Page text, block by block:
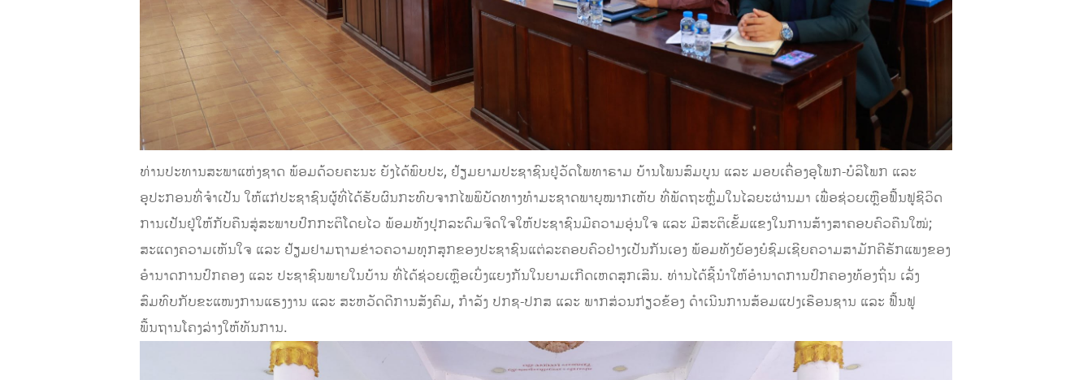
ທ່ານປະທານສະພາແຫ່ງຊາດ ພ້ອມດ້ວຍຄະນະ ຍັງໄດ້ພົບປະ, ຢ້ຽມຍາມປະຊາຊົນຢູ່ວັດໂພທາຣາມ ບ້ານໂພນສົມບູນ ແລະ ມອບເຄື່ອງອຸໂພກ-ບໍລິໂພກ ແລະ
ອຸປະກອນທີ່ຈຳເປັນ ໃຫ້ແກ່ປະຊາຊົນຜູ້ທີ່ໄດ້ຮັບຜົນກະທົບຈາກໄພພິບັດທາງທຳມະຊາດພາຍຸໝາກເຫັບ ທີ່ພັດຖະຫຼົ່ມໃນໄລຍະຜ່ານມາ ເພື່ອຊ່ວຍເຫຼືອຟື້ນຟູຊີວິດ
ການເປັນຢູ່ໃຫ້ກັບຄືນສູ່ສະພາບປົກກະຕິໂດຍໄວ ພ້ອມທັງປຸກລະດົມຈິດໃຈໃຫ້ປະຊາຊົນມີຄວາມອຸ່ນໃຈ ແລະ ມີສະຕິເຂັ້ມແຂງໃນການສ້າງສາຄອບຄົວຄືນໃໝ່;
ສະແດງຄວາມເຫັນໃຈ ແລະ ຢ້ຽມຢາມຖາມຂ່າວຄວາມທຸກສຸກຂອງປະຊາຊົນແຕ່ລະຄອບຄົວຢ່າງເປັນກັນເອງ ພ້ອມທັງຍ້ອງຍໍຊົມເຊີຍຄວາມສາມັກຄີຮັກແພງຂອງ
ອຳນາດການປົກຄອງ ແລະ ປະຊາຊົນພາຍໃນບ້ານ ທີ່ໄດ້ຊ່ວຍເຫຼືອເບິ່ງແຍງກັນໃນຍາມເກີດເຫດສຸກເສີນ. ທ່ານໄດ້ຊີ້ນຳໃຫ້ອຳນາດການປົກຄອງທ້ອງຖິ່ນ ເລັ່ງ
ສົມທົບກັບຂະແໜງການແຮງງານ ແລະ ສະຫວັດດີການສັງຄົມ, ກຳລັງ ປກຊ-ປກສ ແລະ ພາກສ່ວນກ່ຽວຂ້ອງ ດຳເນີນການສ້ອມແປງເຮືອນຊານ ແລະ ຟື້ນຟູ
ພື້ນຖານໂຄງລ່າງໃຫ້ທັນການ.